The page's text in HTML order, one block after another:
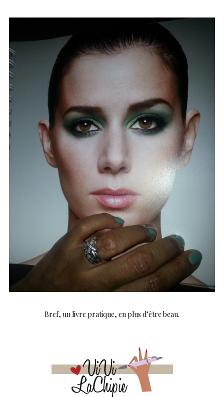
Bref, un livre pratique, en plus d’être beau.